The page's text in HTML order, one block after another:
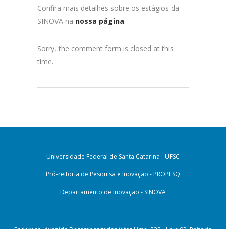
Confira mais detalhes sobre os estágios da
SINOVA na nossa página.
Sorry, the comment form is closed at this
time.
Universidade Federal de Santa Catarina - UFSC
Pró-reitoria de Pesquisa e Inovação - PROPESQ
Departamento de Inovação - SINOVA